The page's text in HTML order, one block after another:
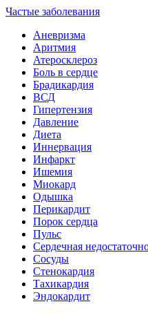
Частые заболевания
Аневризма
Аритмия
Атеросклероз
Боль в сердце
Брадикардия
ВСД
Гипертензия
Давление
Диета
Иннервация
Инфаркт
Ишемия
Миокард
Одышка
Перикардит
Порок сердца
Пульс
Сердечная
Сосуды
Стенокардия
Тахикардия
Эндокардит